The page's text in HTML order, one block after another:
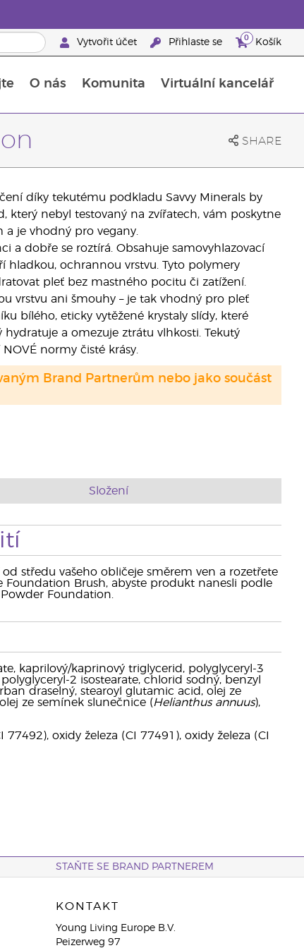
Vytvořit účet Přihlaste se 0 Košík
O nás Komunita Virtuální kancelář
SHARE
díky tekutému podkladu Savvy Minerals by
který nebyl testovaný na zvířatech, vám poskytne
je vhodný pro vegany.
a dobře se roztírá. Obsahuje samovyhlazovací
hladkou, ochrannou vrstvu. Tyto polymery
pleť bez mastného pocitu či zatížení.
vrstvu ani šmouhy – je tak vhodný pro pleť
bílého, eticky vytěžené krystaly slídy, které
a omezuje ztrátu vlhkosti. Tekutý
normy čisté krásy.
Brand Partnerům nebo jako součást
Složení
středu vašeho obličeje směrem ven a rozetřete
Foundation Brush, abyste produkt nanesli podle
Foundation.
kaprilový/kaprinový triglycerid, polyglyceryl-3
2 isostearate, chlorid sodný, benzyl
draselný, stearoyl glutamic acid, olej ze
ze semínek slunečnice (Helianthus annuus),
oxidy železa (CI 77491), oxidy železa (CI
STAŇTE SE BRAND PARTNEREM
KONTAKT
Young Living Europe B.V.
Peizerweg 97